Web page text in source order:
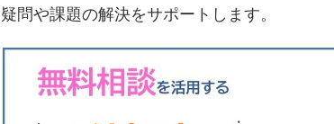
疑問や課題の解決をサポートします。